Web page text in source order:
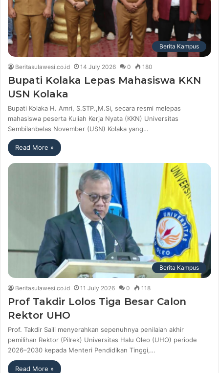
Berita Kampus
Beritasulawesi.co.id 14 July 2026 0 180
Bupati Kolaka Lepas Mahasiswa KKN
USN Kolaka
Bupati Kolaka H. Amri, S.STP.,M.Si, secara resmi melepas
mahasiswa peserta Kuliah Kerja Nyata (KKN) Universitas
Sembilanbelas November (USN) Kolaka yang…
Read More »
Berita Kampus
Beritasulawesi.co.id 11 July 2026 0 118
Prof Takdir Lolos Tiga Besar Calon
Rektor UHO
Prof. Takdir Saili menyerahkan sepenuhnya penilaian akhir
pemilihan Rektor (Pilrek) Universitas Halu Oleo (UHO) periode
2026–2030 kepada Menteri Pendidikan Tinggi,…
Read More »